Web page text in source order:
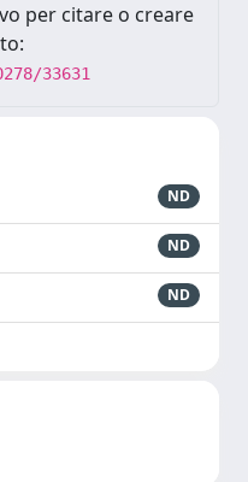
per citare o creare
33631
ND
ND
ND